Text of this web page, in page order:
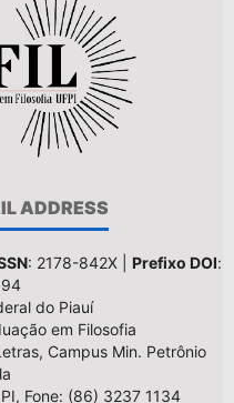
ADDRESS
: 2178-842X | Prefixo DOI:
do Piauí
em Filosofia
Campus Min. Petrônio
Fone: (86) 3237 1134